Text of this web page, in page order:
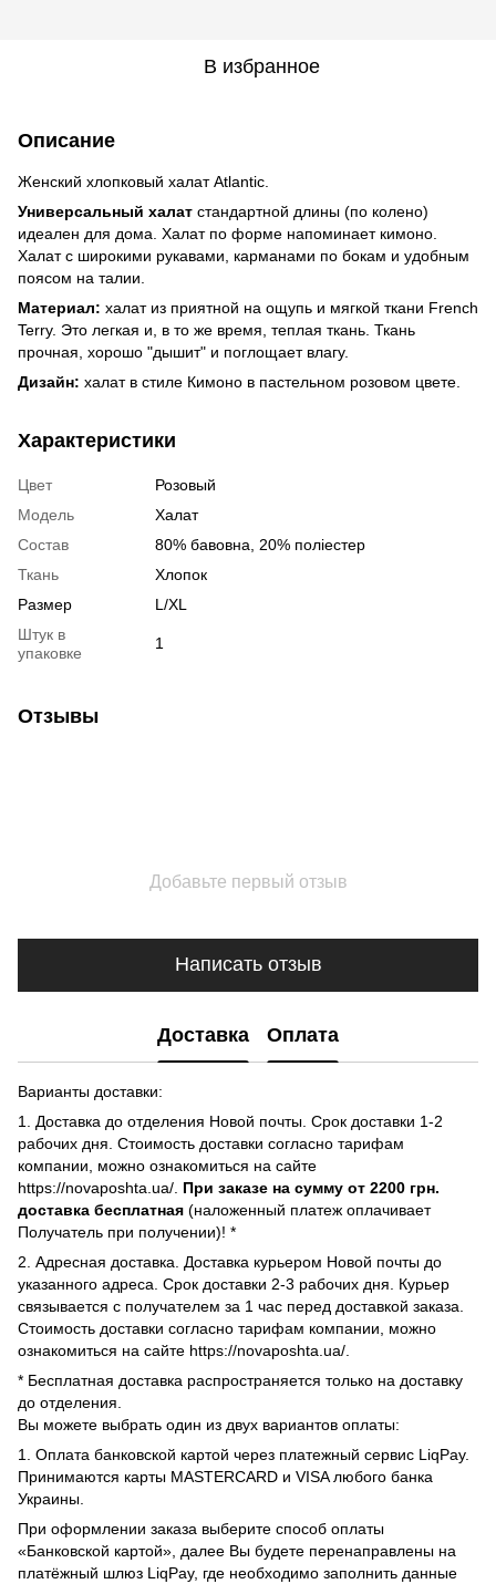
В избранное
Описание
Женский хлопковый халат Atlantic.
Универсальный халат стандартной длины (по колено)
идеален для дома. Халат по форме напоминает кимоно.
Халат с широкими рукавами, карманами по бокам и удобным
поясом на талии.
Материал: халат из приятной на ощупь и мягкой ткани French
Terry. Это легкая и, в то же время, теплая ткань. Ткань
прочная, хорошо "дышит" и поглощает влагу.
Дизайн: халат в стиле Кимоно в пастельном розовом цвете.
Характеристики
Цвет
Розовый
Модель
Халат
Состав
80% бавовна, 20% поліестер
Ткань
Хлопок
Размер
L/XL
Штук в
упаковке
1
Отзывы
Добавьте первый отзыв
Написать отзыв
Доставка Оплата
Варианты доставки:
1. Доставка до отделения Новой почты. Срок доставки 1-2
рабочих дня. Стоимость доставки согласно тарифам
компании, можно ознакомиться на сайте
https://novaposhta.ua/. При заказе на сумму от 2200 грн.
доставка бесплатная (наложенный платеж оплачивает
Получатель при получении)! *
2. Адресная доставка. Доставка курьером Новой почты до
указанного адреса. Срок доставки 2-3 рабочих дня. Курьер
связывается с получателем за 1 час перед доставкой заказа.
Стоимость доставки согласно тарифам компании, можно
ознакомиться на сайте https://novaposhta.ua/.
* Бесплатная доставка распространяется только на доставку
до отделения.
Вы можете выбрать один из двух вариантов оплаты:
1. Оплата банковской картой через платежный сервис LiqPay.
Принимаются карты MASTERCARD и VISA любого банка
Украины.
При оформлении заказа выберите способ оплаты
«Банковской картой», далее Вы будете перенаправлены на
платёжный шлюз LiqPay, где необходимо заполнить данные